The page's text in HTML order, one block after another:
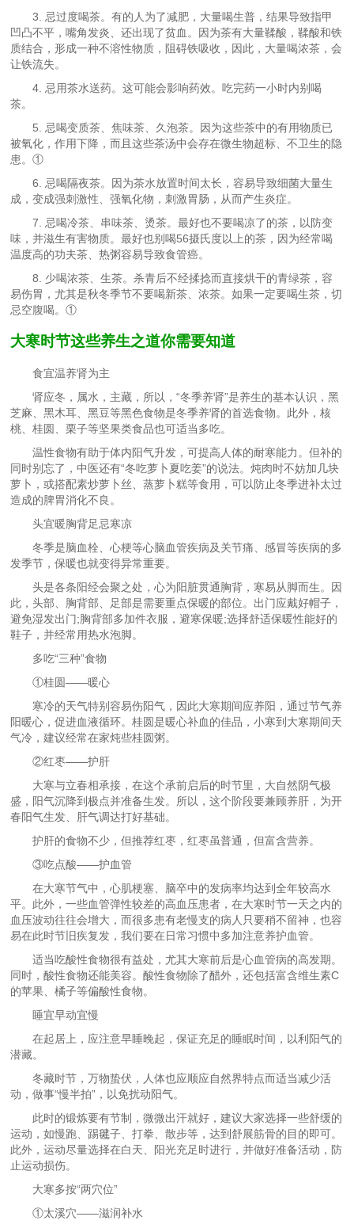
3. 忌过度喝茶。有的人为了减肥，大量喝生普，结果导致指甲
凹凸不平，嘴角发炎、还出现了贫血。因为茶有大量鞣酸，鞣酸和铁
质结合，形成一种不溶性物质，阻碍铁吸收，因此，大量喝浓茶，会
让铁流失。
4. 忌用茶水送药。这可能会影响药效。吃完药一小时内别喝
茶。
5. 忌喝变质茶、焦味茶、久泡茶。因为这些茶中的有用物质已
被氧化，作用下降，而且这些茶汤中会存在微生物超标、不卫生的隐
患。①
6. 忌喝隔夜茶。因为茶水放置时间太长，容易导致细菌大量生
成，变成强刺激性、强氧化物，刺激胃肠，从而产生炎症。
7. 忌喝冷茶、串味茶、烫茶。最好也不要喝凉了的茶，以防变
味，并滋生有害物质。最好也别喝56摄氏度以上的茶，因为经常喝
温度高的功夫茶、热粥容易导致食管癌。
8. 少喝浓茶、生茶。杀青后不经揉捻而直接烘干的青绿茶，容
易伤胃，尤其是秋冬季节不要喝新茶、浓茶。如果一定要喝生茶，切
忌空腹喝。①
大寒时节这些养生之道你需要知道
食宜温养肾为主
肾应冬，属水，主藏，所以，“冬季养肾”是养生的基本认识，黑
芝麻、黑木耳、黑豆等黑色食物是冬季养肾的首选食物。此外，核
桃、桂圆、栗子等坚果类食品也可适当多吃。
温性食物有助于体内阳气升发，可提高人体的耐寒能力。但补的
同时别忘了，中医还有“冬吃萝卜夏吃姜”的说法。炖肉时不妨加几块
萝卜，或搭配素炒萝卜丝、蒸萝卜糕等食用，可以防止冬季进补太过
造成的脾胃消化不良。
头宜暖胸背足忌寒凉
冬季是脑血栓、心梗等心脑血管疾病及关节痛、感冒等疾病的多
发季节，保暖也就变得异常重要。
头是各条阳经会聚之处，心为阳脏贯通胸背，寒易从脚而生。因
此，头部、胸背部、足部是需要重点保暖的部位。出门应戴好帽子，
避免湿发出门;胸背部多加件衣服，避寒保暖;选择舒适保暖性能好的
鞋子，并经常用热水泡脚。
多吃“三种”食物
①桂圆——暖心
寒冷的天气特别容易伤阳气，因此大寒期间应养阳，通过节气养
阳暖心，促进血液循环。桂圆是暖心补血的佳品，小寒到大寒期间天
气冷，建议经常在家炖些桂圆粥。
②红枣——护肝
大寒与立春相承接，在这个承前启后的时节里，大自然阴气极
盛，阳气沉降到极点并准备生发。所以，这个阶段要兼顾养肝，为开
春阳气生发、肝气调达打好基础。
护肝的食物不少，但推荐红枣，红枣虽普通，但富含营养。
③吃点酸——护血管
在大寒节气中，心肌梗塞、脑卒中的发病率均达到全年较高水
平。此外，一些血管弹性较差的高血压患者，在大寒时节一天之内的
血压波动往往会增大，而很多患有老慢支的病人只要稍不留神，也容
易在此时节旧疾复发，我们要在日常习惯中多加注意养护血管。
适当吃酸性食物很有益处，尤其大寒前后是心血管病的高发期。
同时，酸性食物还能美容。酸性食物除了醋外，还包括富含维生素C
的苹果、橘子等偏酸性食物。
睡宜早动宜慢
在起居上，应注意早睡晚起，保证充足的睡眠时间，以利阳气的
潜藏。
冬藏时节，万物蛰伏，人体也应顺应自然界特点而适当减少活
动，做事“慢半拍”，以免扰动阳气。
此时的锻炼要有节制，微微出汗就好，建议大家选择一些舒缓的
运动，如慢跑、踢毽子、打拳、散步等，达到舒展筋骨的目的即可。
此外，运动尽量选择在白天、阳光充足时进行，并做好准备活动，防
止运动损伤。
大寒多按“两穴位”
①太溪穴——滋润补水